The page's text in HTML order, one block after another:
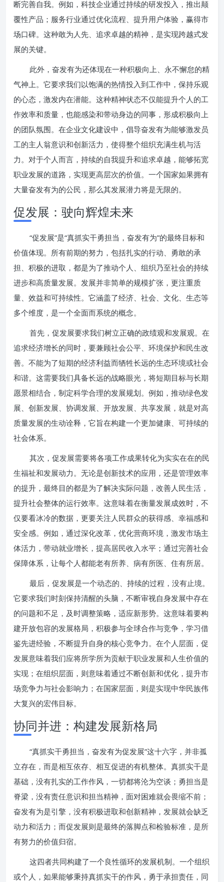
断完善自我。例如，科技企业通过持续的研发投入，推出颠
覆性产品；服务行业通过优化流程、提升用户体验，赢得市
场口碑。这种敢为人先、追求卓越的精神，是实现跨越式发
展的关键。
此外，奋发有为还体现在一种积极向上、永不懈怠的精
气神上。它要求我们以饱满的热情投入到工作中，保持乐观
的心态，激发内在潜能。这种精神状态不仅能提升个人的工
作效率和质量，也能感染和带动身边的同事，形成积极向上
的团队氛围。在企业文化建设中，倡导奋发有为能够激发员
工的主人翁意识和创新活力，使得整个组织充满生机与活
力。对于个人而言，持续的自我提升和追求卓越，能够拓宽
职业发展的道路，实现更高层次的价值。一个国家如果拥有
大量奋发有为的公民，那么其发展潜力将是无限的。
促发展：驶向辉煌未来
“促发展”是“真抓实干勇担当，奋发有为”的最终目标和
价值体现。所有前期的努力，包括扎实的行动、勇敢的承
担、积极的进取，都是为了推动个人、组织乃至社会的持续
进步和高质量发展。发展并非简单的规模扩张，更注重质
量、效益和可持续性。它涵盖了经济、社会、文化、生态等
多个维度，是一个全面而系统的概念。
首先，促发展要求我们树立正确的政绩观和发展观。在
追求经济增长的同时，要兼顾社会公平、环境保护和民生改
善。不能为了短期的经济利益而牺牲长远的生态环境或社会
和谐。这需要我们具备长远的战略眼光，将短期目标与长期
愿景相结合，制定科学合理的发展规划。例如，推动绿色发
展、创新发展、协调发展、开放发展、共享发展，就是对高
质量发展的生动诠释，它旨在构建一个更加健康、可持续的
社会体系。
其次，促发展需要将各项工作成果转化为实实在在的民
生福祉和发展动力。无论是创新技术的应用，还是管理效率
的提升，最终目的都是为了解决实际问题，改善人民生活，
提升社会整体的运行效率。这意味着在衡量发展成效时，不
仅要看冰冷的数据，更要关注人民群众的获得感、幸福感和
安全感。例如，通过深化改革，优化营商环境，激发市场主
体活力，带动就业增长，提高居民收入水平；通过完善社会
保障体系，让每个人都能老有所养、病有所医、住有所居。
最后，促发展是一个动态的、持续的过程，没有止境。
它要求我们时刻保持清醒的头脑，不断审视自身发展中存在
的问题和不足，及时调整策略，适应新形势。这意味着要构
建开放包容的发展格局，积极参与全球合作与竞争，学习借
鉴先进经验，不断提升自身的核心竞争力。在个人层面，促
发展意味着我们应将所学所为贡献于职业发展和人生价值的
实现；在组织层面，则意味着通过不断创新和优化，提升市
场竞争力与社会影响力；在国家层面，则是实现中华民族伟
大复兴的宏伟目标。
协同并进：构建发展新格局
“真抓实干勇担当，奋发有为促发展”这十六字，并非孤
立存在，而是相互依存、相互促进的有机整体。真抓实干是
基础，没有扎实的工作作风，一切都将沦为空谈；勇担当是
脊梁，没有责任意识和担当精神，面对困难就会畏缩不前；
奋发有为是引擎，没有积极进取和创新精神，发展就会缺乏
动力和活力；而促发展则是最终的落脚点和检验标准，是所
有努力的价值归宿。
这四者共同构建了一个良性循环的发展机制。一个组织
或个人，如果能够秉持真抓实干的作风，勇于承担责任，同